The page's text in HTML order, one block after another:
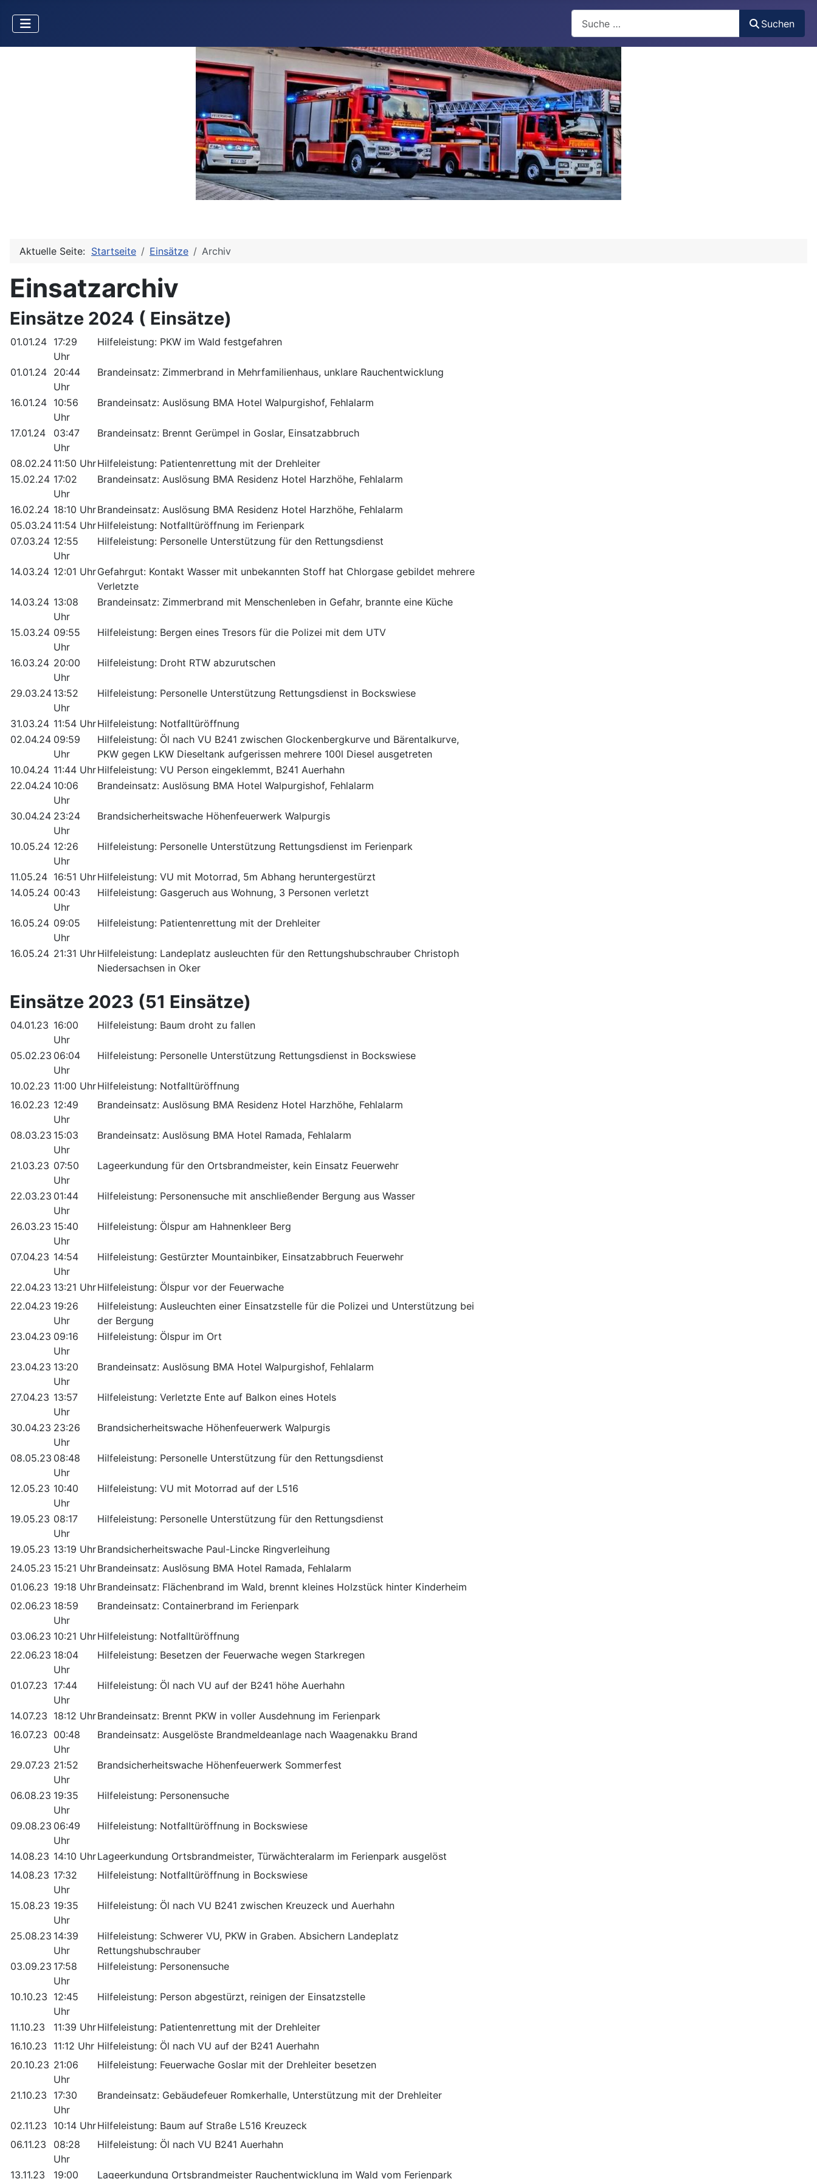
Suchen
Aktuelle Seite: Startseite Einsätze Archiv
Einsatzarchiv
Einsätze 2024 ( Einsätze)
01.01.24 17:29
Uhr
Hilfeleistung: PKW im Wald festgefahren
01.01.24 20:44
Uhr
Brandeinsatz: Zimmerbrand in Mehrfamilienhaus, unklare Rauchentwicklung
16.01.24 10:56
Uhr
Brandeinsatz: Auslösung BMA Hotel Walpurgishof, Fehlalarm
17.01.24
03:47
Uhr
Brandeinsatz: Brennt Gerümpel in Goslar, Einsatzabbruch
08.02.24 11:50 UhrHilfeleistung: Patientenrettung mit der Drehleiter
15.02.24 17:02
Uhr
Brandeinsatz: Auslösung BMA Residenz Hotel Harzhöhe, Fehlalarm
16.02.24 18:10 UhrBrandeinsatz: Auslösung BMA Residenz Hotel Harzhöhe, Fehlalarm
05.03.24 11:54 UhrHilfeleistung: Notfalltüröffnung im Ferienpark
07.03.24 12:55
Uhr
Hilfeleistung: Personelle Unterstützung für den Rettungsdienst
14.03.24 12:01 UhrGefahrgut: Kontakt Wasser mit unbekannten Stoff hat Chlorgase gebildet mehrere
Verletzte
14.03.24 13:08
Uhr
Brandeinsatz: Zimmerbrand mit Menschenleben in Gefahr, brannte eine Küche
15.03.24 09:55
Uhr
Hilfeleistung: Bergen eines Tresors für die Polizei mit dem UTV
16.03.24 20:00
Uhr
Hilfeleistung: Droht RTW abzurutschen
29.03.24 13:52
Uhr
Hilfeleistung: Personelle Unterstützung Rettungsdienst in Bockswiese
31.03.24 11:54 UhrHilfeleistung: Notfalltüröffnung
02.04.24 09:59
Uhr
Hilfeleistung: Öl nach VU B241 zwischen Glockenbergkurve und Bärentalkurve,
PKW gegen LKW Dieseltank aufgerissen mehrere 100l Diesel ausgetreten
10.04.24 11:44 UhrHilfeleistung: VU Person eingeklemmt, B241 Auerhahn
22.04.24 10:06
Uhr
Brandeinsatz: Auslösung BMA Hotel Walpurgishof, Fehlalarm
30.04.24 23:24
Uhr
Brandsicherheitswache Höhenfeuerwerk Walpurgis
10.05.24 12:26
Uhr
Hilfeleistung: Personelle Unterstützung Rettungsdienst im Ferienpark
11.05.24 16:51 UhrHilfeleistung: VU mit Motorrad, 5m Abhang heruntergestürzt
14.05.24 00:43
Uhr
Hilfeleistung: Gasgeruch aus Wohnung, 3 Personen verletzt
16.05.24 09:05
Uhr
Hilfeleistung: Patientenrettung mit der Drehleiter
16.05.24 21:31 UhrHilfeleistung: Landeplatz ausleuchten für den Rettungshubschrauber Christoph
Niedersachsen in Oker
Einsätze 2023 (51 Einsätze)
04.01.23 16:00
Uhr
Hilfeleistung: Baum droht zu fallen
05.02.23 06:04
Uhr
Hilfeleistung: Personelle Unterstützung Rettungsdienst in Bockswiese
10.02.23 11:00 UhrHilfeleistung: Notfalltüröffnung
16.02.23 12:49
Uhr
Brandeinsatz: Auslösung BMA Residenz Hotel Harzhöhe, Fehlalarm
08.03.23 15:03
Uhr
Brandeinsatz: Auslösung BMA Hotel Ramada, Fehlalarm
21.03.23 07:50
Uhr
Lageerkundung für den Ortsbrandmeister, kein Einsatz Feuerwehr
22.03.23 01:44
Uhr
Hilfeleistung: Personensuche mit anschließender Bergung aus Wasser
26.03.23 15:40
Uhr
Hilfeleistung: Ölspur am Hahnenkleer Berg
07.04.23 14:54
Uhr
Hilfeleistung: Gestürzter Mountainbiker, Einsatzabbruch Feuerwehr
22.04.23 13:21 UhrHilfeleistung: Ölspur vor der Feuerwache
22.04.23 19:26
Uhr
Hilfeleistung: Ausleuchten einer Einsatzstelle für die Polizei und Unterstützung bei
der Bergung
23.04.23 09:16
Uhr
Hilfeleistung: Ölspur im Ort
23.04.23 13:20
Uhr
Brandeinsatz: Auslösung BMA Hotel Walpurgishof, Fehlalarm
27.04.23 13:57
Uhr
Hilfeleistung: Verletzte Ente auf Balkon eines Hotels
30.04.23 23:26
Uhr
Brandsicherheitswache Höhenfeuerwerk Walpurgis
08.05.23 08:48
Uhr
Hilfeleistung: Personelle Unterstützung für den Rettungsdienst
12.05.23 10:40
Uhr
Hilfeleistung: VU mit Motorrad auf der L516
19.05.23 08:17
Uhr
Hilfeleistung: Personelle Unterstützung für den Rettungsdienst
19.05.23 13:19 UhrBrandsicherheitswache Paul-Lincke Ringverleihung
24.05.23 15:21 UhrBrandeinsatz: Auslösung BMA Hotel Ramada, Fehlalarm
01.06.23 19:18 UhrBrandeinsatz: Flächenbrand im Wald, brennt kleines Holzstück hinter Kinderheim
02.06.23 18:59
Uhr
Brandeinsatz: Containerbrand im Ferienpark
03.06.23 10:21 UhrHilfeleistung: Notfalltüröffnung
22.06.23 18:04
Uhr
Hilfeleistung: Besetzen der Feuerwache wegen Starkregen
01.07.23 17:44
Uhr
Hilfeleistung: Öl nach VU auf der B241 höhe Auerhahn
14.07.23 18:12 UhrBrandeinsatz: Brennt PKW in voller Ausdehnung im Ferienpark
16.07.23 00:48
Uhr
Brandeinsatz: Ausgelöste Brandmeldeanlage nach Waagenakku Brand
29.07.23 21:52
Uhr
Brandsicherheitswache Höhenfeuerwerk Sommerfest
06.08.23 19:35
Uhr
Hilfeleistung: Personensuche
09.08.23 06:49
Uhr
Hilfeleistung: Notfalltüröffnung in Bockswiese
14.08.23 14:10 UhrLageerkundung Ortsbrandmeister, Türwächteralarm im Ferienpark ausgelöst
14.08.23 17:32
Uhr
Hilfeleistung: Notfalltüröffnung in Bockswiese
15.08.23 19:35
Uhr
Hilfeleistung: Öl nach VU B241 zwischen Kreuzeck und Auerhahn
25.08.23 14:39
Uhr
Hilfeleistung: Schwerer VU, PKW in Graben. Absichern Landeplatz
Rettungshubschrauber
03.09.23 17:58
Uhr
Hilfeleistung: Personensuche
10.10.23 12:45
Uhr
Hilfeleistung: Person abgestürzt, reinigen der Einsatzstelle
11.10.23 11:39 UhrHilfeleistung: Patientenrettung mit der Drehleiter
16.10.23
11:12 Uhr Hilfeleistung: Öl nach VU auf der B241 Auerhahn
20.10.23 21:06
Uhr
Hilfeleistung: Feuerwache Goslar mit der Drehleiter besetzen
21.10.23
17:30
Uhr
Brandeinsatz: Gebäudefeuer Romkerhalle, Unterstützung mit der Drehleiter
02.11.23 10:14 UhrHilfeleistung: Baum auf Straße L516 Kreuzeck
06.11.23
08:28
Uhr
Hilfeleistung: Öl nach VU B241 Auerhahn
13.11.23 19:00 Lageerkundung Ortsbrandmeister Rauchentwicklung im Wald vom Ferienpark